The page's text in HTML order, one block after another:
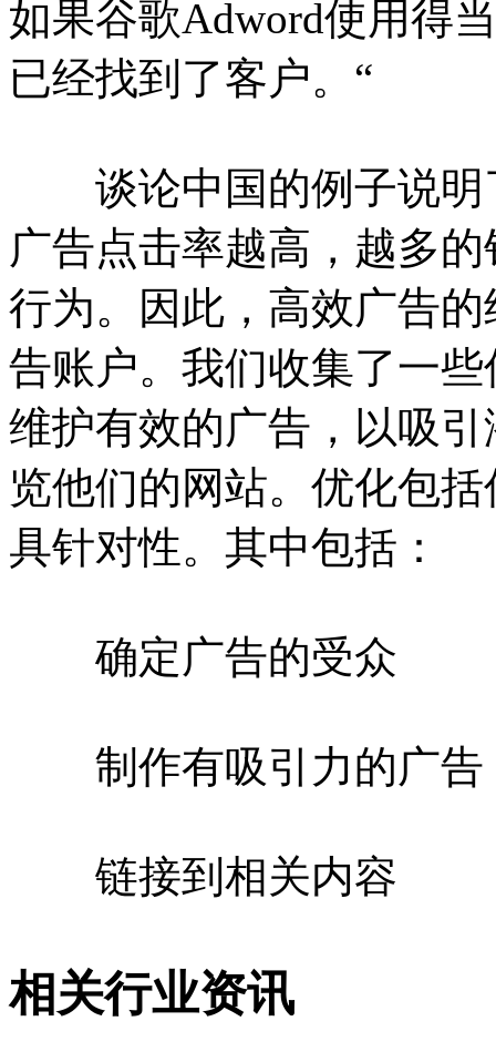
如果谷歌Adword使用得
已经找到了客户。“
谈论中国的例子说明
广告点击率越高，越多
行为。因此，高效广告
告账户。我们收集了一
维护有效的广告，以吸
览他们的网站。优化包
具针对性。其中包括：
确定广告的受众
制作有吸引力的广告
链接到相关内容
相关行业资讯